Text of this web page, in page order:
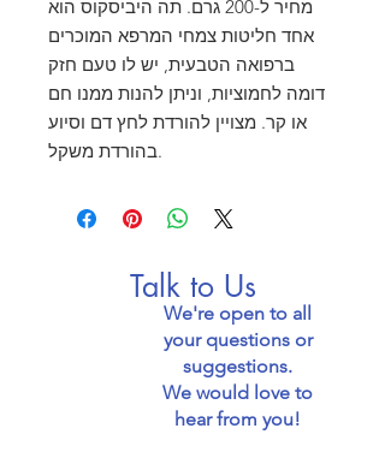
מחיר ל-200 גרם. תה היביסקוס הוא
אחד חליטות צמחי המרפא המוכרים
ברפואה הטבעית, יש לו טעם חזק
דומה לחמוציות, וניתן להנות ממנו חם
או קר. מצויין להורדת לחץ דם וסיוע
בהורדת משקל.
We're open to all
your questions or
suggestions.
We would love to
hear from you!
Talk to Us